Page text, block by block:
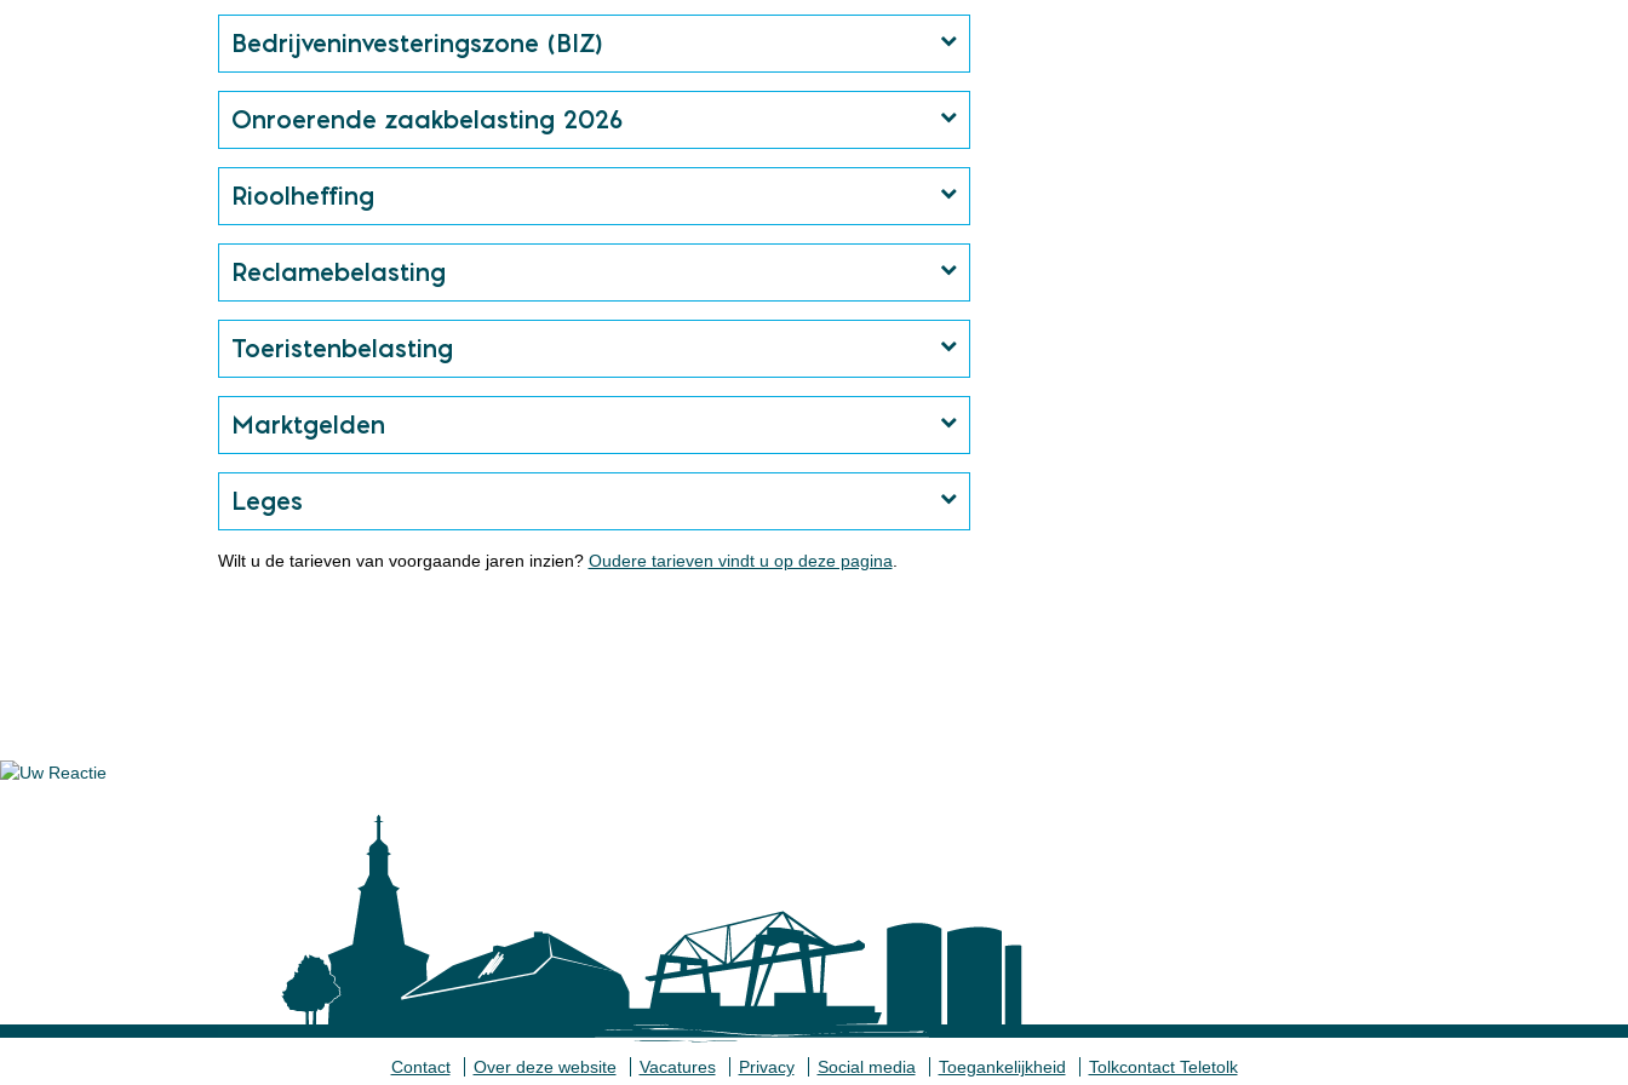
Bedrijveninvesteringszone (BIZ)
Onroerende zaakbelasting 2026
Rioolheffing
Reclamebelasting
Toeristenbelasting
Marktgelden
Leges
Wilt u de tarieven van voorgaande jaren inzien? Oudere tarieven vindt u op deze pagina
Contact Over deze website Vacatures Privacy Social media Toegankelijkheid Tolkcontact Teletolk